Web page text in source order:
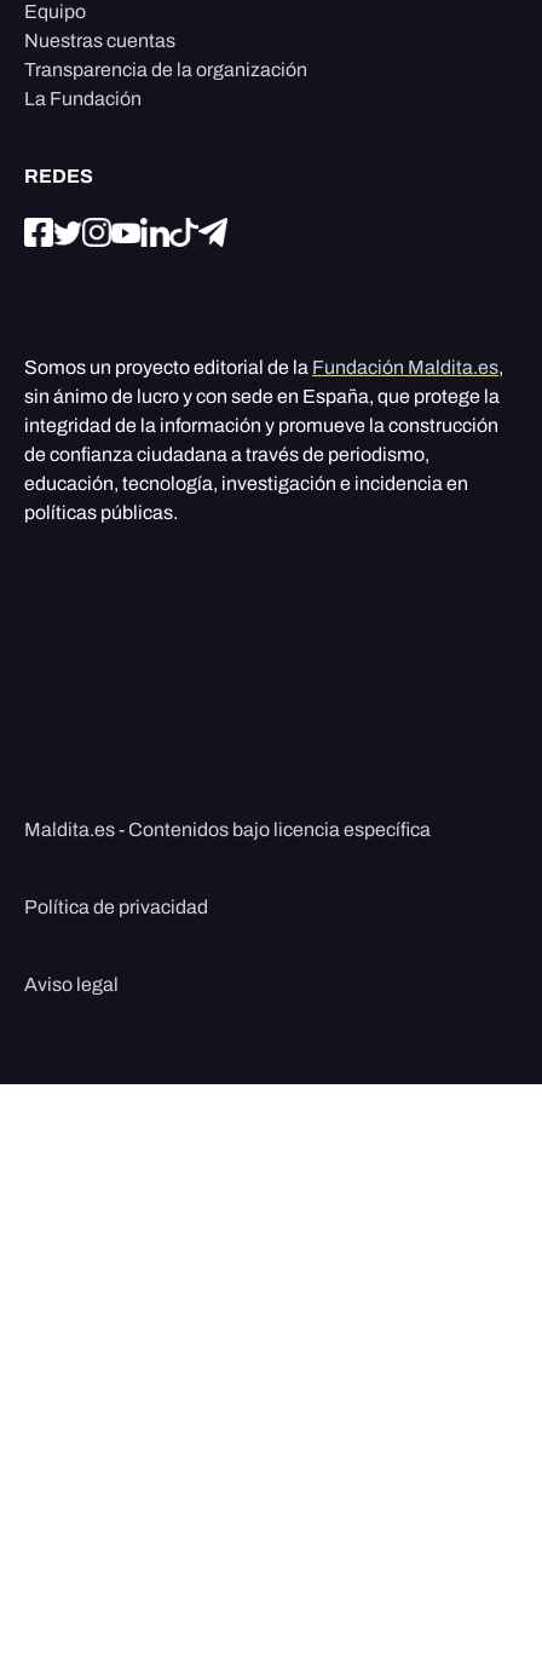
Equipo
Nuestras cuentas
Transparencia de la organización
La Fundación
REDES
Somos un proyecto editorial de la Fundación Maldita.es,
sin ánimo de lucro y con sede en España, que protege la
integridad de la información y promueve la construcción
de confianza ciudadana a través de periodismo,
educación, tecnología, investigación e incidencia en
políticas públicas.
Maldita.es - Contenidos bajo licencia específica
Política de privacidad
Aviso legal